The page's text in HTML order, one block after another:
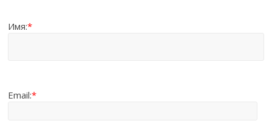
Имя:*
Email:*